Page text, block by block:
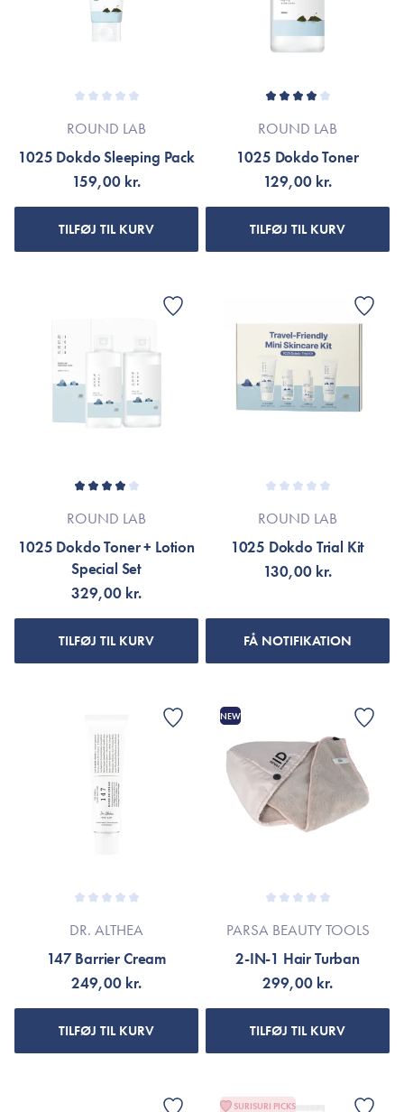
ROUND LAB
1025 Dokdo Sleeping Pack
159,00 kr.
TILFØJ TIL KURV
ROUND LAB
1025 Dokdo Toner
129,00 kr.
TILFØJ TIL KURV
ROUND LAB
1025 Dokdo Toner + Lotion
Special Set
329,00 kr.
TILFØJ TIL KURV
ROUND LAB
1025 Dokdo Trial Kit
130,00 kr.
FÅ NOTIFIKATION
DR. ALTHEA
147 Barrier Cream
249,00 kr.
TILFØJ TIL KURV
NEW
PARSA BEAUTY TOOLS
2-IN-1 Hair Turban
299,00 kr.
TILFØJ TIL KURV
SURISURI PICKS